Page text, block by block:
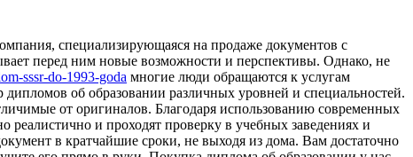
специализирующаяся на продаже документов с
перед ним новые возможности и перспективы. Однако, не
sssr-do-1993-goda многие люди обращаются к услугам
об образовании различных уровней и специальностей.
от оригиналов. Благодаря использованию современных
реалистично и проходят проверку в учебных заведениях и
в кратчайшие сроки, не выходя из дома. Вам достаточно